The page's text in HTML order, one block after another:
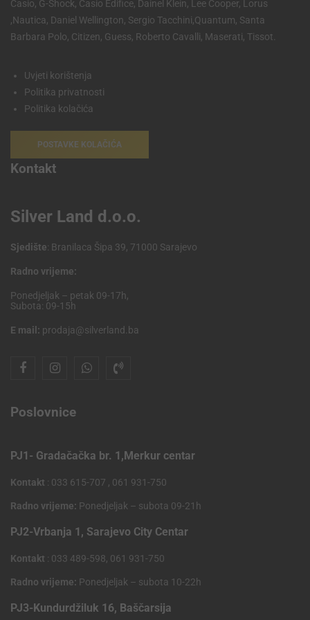
Casio, G-Shock, Casio Edifice, Dainel Klein, Lee Cooper, Lorus
,Nautica, Daniel Wellington, Sergio Tacchini,Quantum, Santa
Barbara Polo, Citizen, Guess, Roberto Cavalli, Maserati, Tissot.
Uvjeti korištenja
Politika privatnosti
Politika kolačića
POSTAVKE KOLAČIĆA
Kontakt
Silver Land d.o.o.
Sjedište: Branilaca Šipa 39, 71000 Sarajevo
Radno vrijeme:
Ponedjeljak – petak 09-17h,
Subota: 09-15h
E mail: prodaja@silverland.ba
Poslovnice
PJ1- Gradačačka br. 1,Merkur centar
Kontakt : 033 615-707 , 061 931-750
Radno vrijeme: Ponedjeljak – subota 09-21h
PJ2-Vrbanja 1, Sarajevo City Centar
Kontakt : 033 489-598, 061 931-750
Radno vrijeme: Ponedjeljak – subota 10-22h
PJ3-Kundurdžiluk 16, Baščarsija